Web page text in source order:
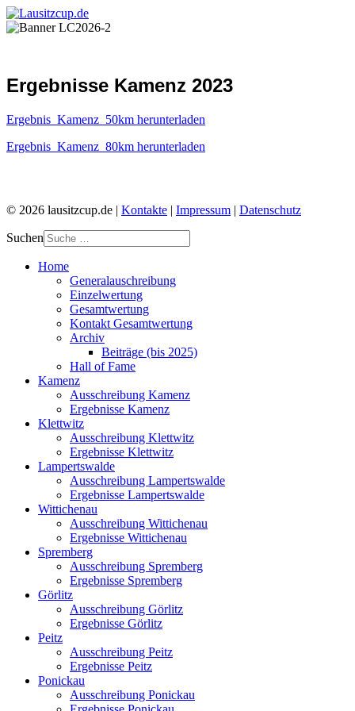
Ergebnisse Kamenz 2023
Ergebnis_Kamenz_50km herunterladen
Ergebnis_Kamenz_80km herunterladen
© 2026 lausitzcup.de | Kontakte | Impressum | Datenschutz
Suchen
Home
Generalauschreibung
Einzelwertung
Gesamtwertung
Kontakt Gesamtwertung
Archiv
Beiträge (bis 2025)
Hall of Fame
Kamenz
Ausschreibung Kamenz
Ergebnisse Kamenz
Klettwitz
Ausschreibung Klettwitz
Ergebnisse Klettwitz
Lampertswalde
Ausschreibung Lampertswalde
Ergebnisse Lampertswalde
Wittichenau
Ausschreibung Wittichenau
Ergebnisse Wittichenau
Spremberg
Ausschreibung Spremberg
Ergebnisse Spremberg
Görlitz
Ausschreibung Görlitz
Ergebnisse Görlitz
Peitz
Ausschreibung Peitz
Ergebnisse Peitz
Ponickau
Ausschreibung Ponickau